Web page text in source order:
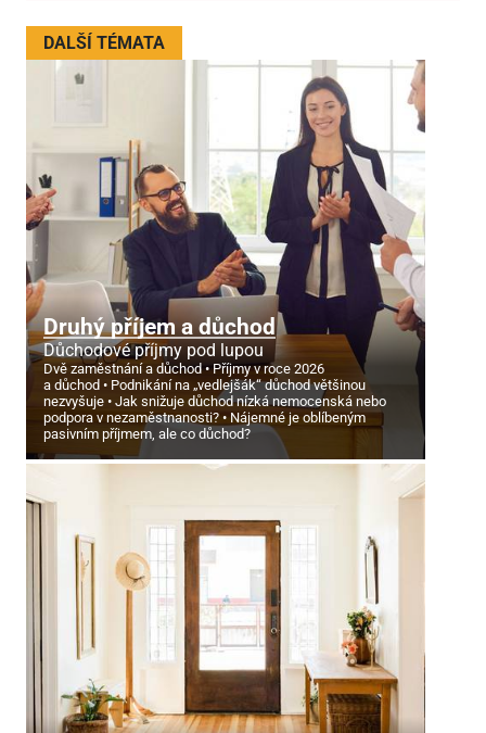
DALŠÍ TÉMATA
Druhý příjem a důchod
Důchodové příjmy pod lupou
Dvě zaměstnání a důchod
Příjmy v roce 2026
a důchod
Podnikání na „vedlejšák“ důchod většinou
nezvyšuje
Jak snižuje důchod nízká nemocenská nebo
podpora v nezaměstnanosti?
Nájemné je oblíbeným
pasivním příjmem, ale co důchod?